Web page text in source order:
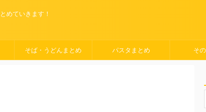
めていきます！
そば・うどんまとめ パスタまとめ そ